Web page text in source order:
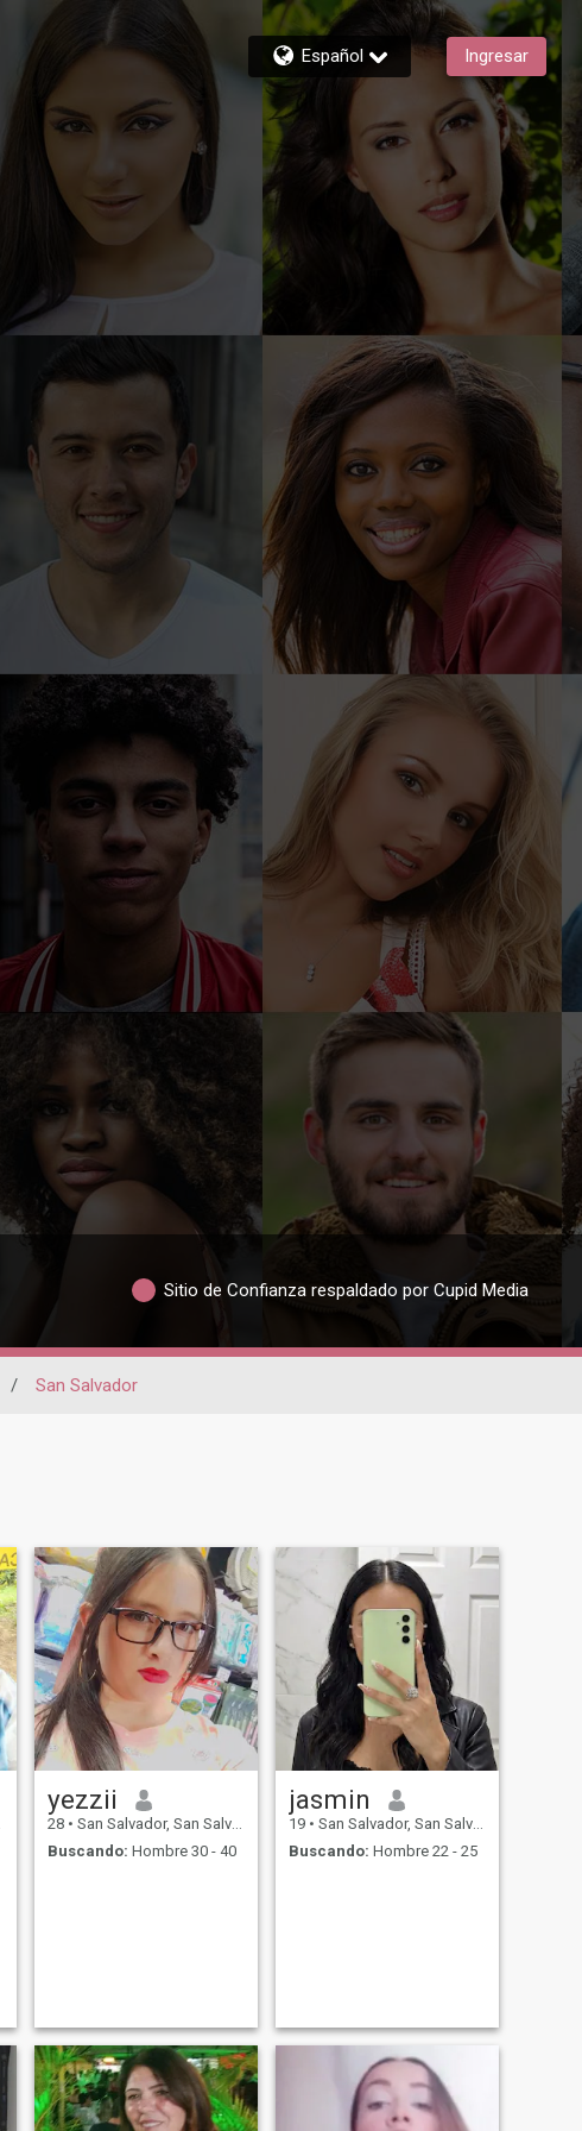
Español Ingresar
Sitio de Confianza respaldado por Cupid Media
/ San Salvador
yezzii
28 • San Salvador, San Salvador, El Salvador
Buscando: Hombre 30 - 40
jasmin
19 • San Salvador, San Salvador, El Salvador
Buscando: Hombre 22 - 25